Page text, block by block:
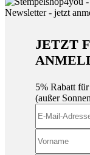
JETZT
5% Rabatt
(außer